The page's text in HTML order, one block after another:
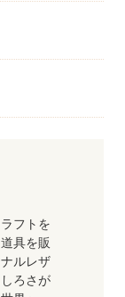
フトを
具を販
ルレザ
ろさが